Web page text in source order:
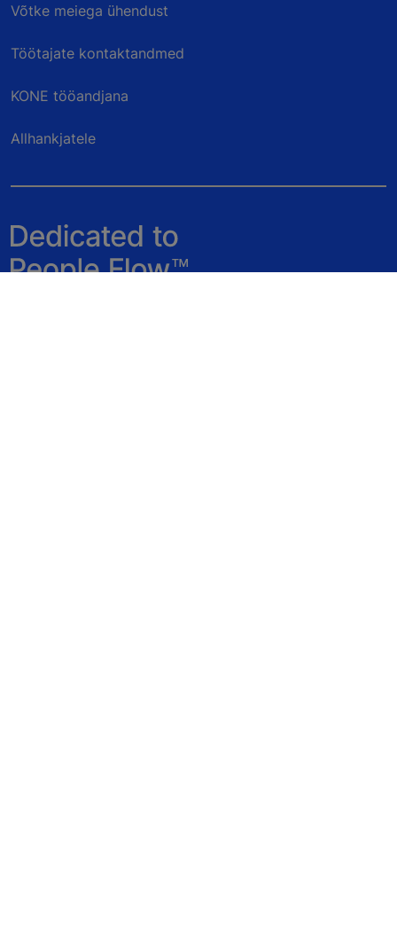
Võtke meiega ühendust
Töötajate kontaktandmed
KONE tööandjana
Allhankjatele